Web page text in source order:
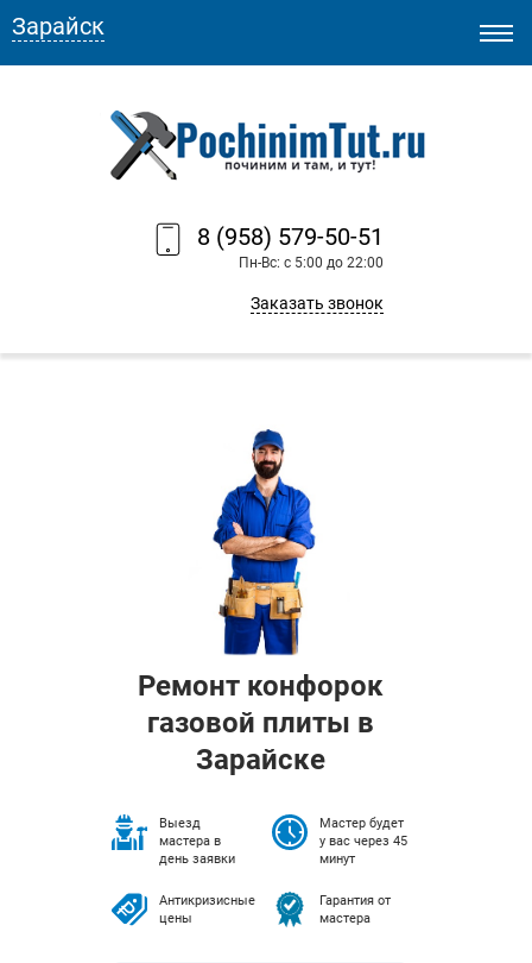
8 (958) 579-50-51
Пн-Вс: с 5:00 до 22:00
Заказать звонок
Зарайск
Ремонт конфорок
газовой плиты в
Зарайске
Выезд
мастера в
день заявки
Мастер будет
у вас через 45
минут
Антикризисные
цены
Гарантия от
мастера